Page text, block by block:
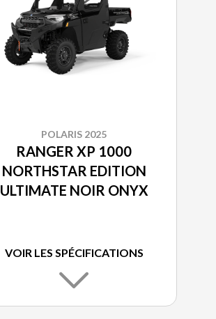
POLARIS 2025
RANGER XP 1000
NORTHSTAR EDITION
ULTIMATE NOIR ONYX
VOIR LES SPÉCIFICATIONS